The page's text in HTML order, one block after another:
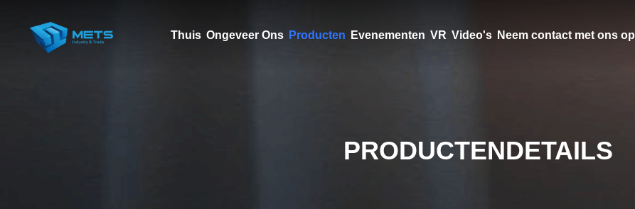
Thuis Ongeveer Ons Producten Evenementen VR Video's Neem contact met ons op
PRODUCTENDETAILS